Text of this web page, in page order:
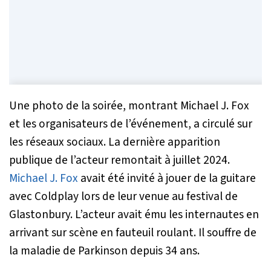
Une photo de la soirée, montrant Michael J. Fox
et les organisateurs de l’événement, a circulé sur
les réseaux sociaux. La dernière apparition
publique de l’acteur remontait à juillet 2024.
Michael J. Fox avait été invité à jouer de la guitare
avec Coldplay lors de leur venue au festival de
Glastonbury. L’acteur avait ému les internautes en
arrivant sur scène en fauteuil roulant. Il souffre de
la maladie de Parkinson depuis 34 ans.